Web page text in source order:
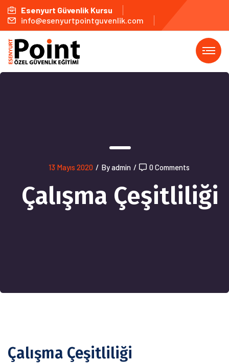
Esenyurt Güvenlik Kursu
info@esenyurtpointguvenlik.com
13 Mayıs 2020 / By admin / 0 Comments
Çalışma Çeşitliliği
Çalışma Çeşitliliği